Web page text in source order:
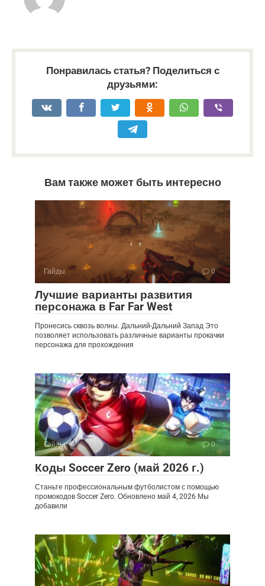
Понравилась статья? Поделиться с
друзьями:
Вам также может быть интересно
Гайды 0
Лучшие варианты развития
персонажа в Far Far West
Пронесись сквозь волны. Дальний-Дальний Запад Это
позволяет использовать различные варианты прокачки
персонажа для прохождения
Гайды 0
Коды Soccer Zero (май 2026 г.)
Станьте профессиональным футболистом с помощью
промокодов Soccer Zero. Обновлено май 4, 2026 Мы
добавили